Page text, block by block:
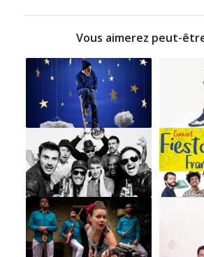
Vous aimerez peut-